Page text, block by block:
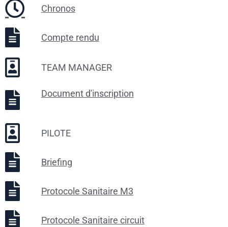
Chronos
Compte rendu
TEAM MANAGER
Document d'inscription
PILOTE
Briefing
Protocole Sanitaire M3
Protocole Sanitaire circuit